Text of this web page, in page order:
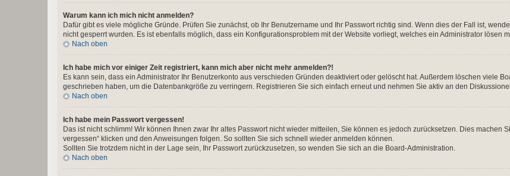
Warum kann ich mich nicht anmelden?
Dafür gibt es viele mögliche Gründe. Prüfen Sie zunächst, ob Ihr Benutzername und Ihr Passwort richtig sind. Wenn dies der Fall ist,
nicht gesperrt wurden. Es ist ebenfalls möglich, dass ein Konfigurationsproblem mit der Website vorliegt, welches ein Administrator lösen
Nach oben
Ich habe mich vor einiger Zeit registriert, kann mich aber nicht mehr anmelden?!
Es kann sein, dass ein Administrator Ihr Benutzerkonto aus verschieden Gründen deaktiviert oder gelöscht hat. Außerdem löschen viele
geschrieben haben, um die Datenbankgröße zu verringern. Registrieren Sie sich einfach erneut und nehmen Sie aktiv an den
Nach oben
Ich habe mein Passwort vergessen!
Das ist nicht schlimm! Wir können Ihnen zwar Ihr altes Passwort nicht wieder mitteilen, Sie können es jedoch zurücksetzen. Dies machen
vergessen“ klicken und den Anweisungen folgen. So sollten Sie sich schnell wieder anmelden können.
Sollten Sie trotzdem nicht in der Lage sein, Ihr Passwort zurückzusetzen, so wenden Sie sich an die Board-Administration.
Nach oben